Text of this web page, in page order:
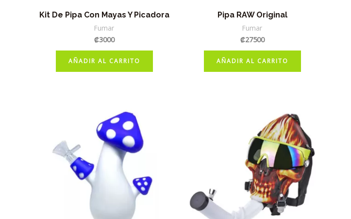
Kit De Pipa Con Mayas Y Picadora
Fumar
₡3000
AÑADIR AL CARRITO
Pipa RAW Original
Fumar
₡27500
AÑADIR AL CARRITO